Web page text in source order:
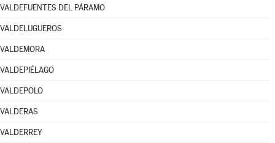
VALDEFUENTES DEL PÁRAMO
VALDELUGUEROS
VALDEMORA
VALDEPIÉLAGO
VALDEPOLO
VALDERAS
VALDERREY